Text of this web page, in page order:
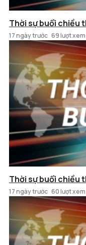
Thời sự buổi chiều
17 ngày trước 69 lượt xem
Thời sự buổi chiều
17 ngày trước 60 lượt xem